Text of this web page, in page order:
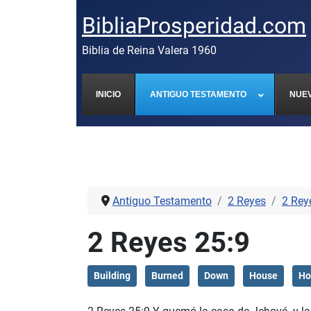
BibliaProsperidad.com
Biblia de Reina Valera 1960
INICIO ANTIGUO TESTAMENTO
Antiguo Testamento 2 Reyes 2
2 Reyes 25:9
Building Burned Down House